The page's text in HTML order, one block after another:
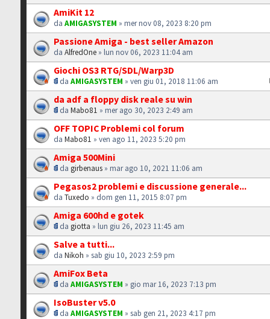
AmiKit 12
daAMIGASYSTEM » mer nov 08, 2023 8:20 pm
Passione Amiga - best seller Amazon
daAlfredOne » lun nov 06, 2023 11:04 am
Giochi OS3 RTG/SDL/Warp3D
daAMIGASYSTEM » ven giu 01, 2018 11:06 am
da adf a floppy disk reale su win
daMabo81 » mer ago 30, 2023 2:49 am
OFF TOPIC Problemi col forum
daMabo81 » ven ago 11, 2023 5:20 pm
Amiga 500Mini
dagirbenaus » mar ago 10, 2021 11:06 am
Pegasos2 problemi e discussione generale...
daTuxedo » dom gen 11, 2015 8:07 pm
Amiga 600hd e gotek
dagiotta » lun giu 26, 2023 11:45 am
Salve a tutti...
daNikoh » sab giu 10, 2023 2:59 pm
AmiFox Beta
daAMIGASYSTEM » gio mar 16, 2023 7:13 pm
IsoBuster v5.0
daAMIGASYSTEM » sab gen 21, 2023 4:17 pm